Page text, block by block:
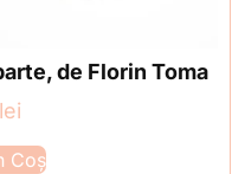
de Florin Toma
lei
Coș